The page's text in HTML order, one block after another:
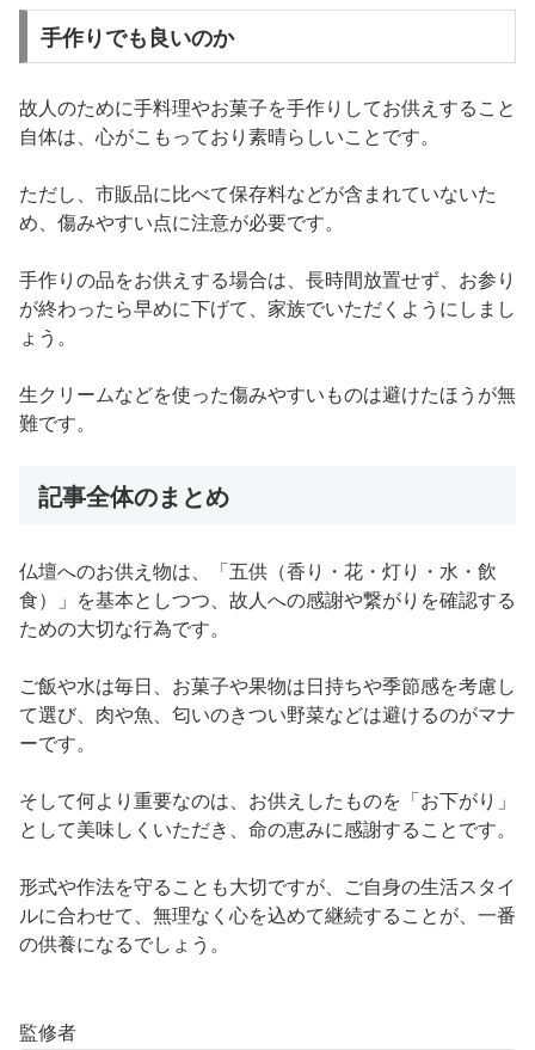
手作りでも良いのか
故人のために手料理やお菓子を手作りしてお供えすること
自体は、心がこもっており素晴らしいことです。
ただし、市販品に比べて保存料などが含まれていないた
め、傷みやすい点に注意が必要です。
手作りの品をお供えする場合は、長時間放置せず、お参り
が終わったら早めに下げて、家族でいただくようにしまし
ょう。
生クリームなどを使った傷みやすいものは避けたほうが無
難です。
記事全体のまとめ
仏壇へのお供え物は、「五供（香り・花・灯り・水・飲
食）」を基本としつつ、故人への感謝や繋がりを確認する
ための大切な行為です。
ご飯や水は毎日、お菓子や果物は日持ちや季節感を考慮し
て選び、肉や魚、匂いのきつい野菜などは避けるのがマナ
ーです。
そして何より重要なのは、お供えしたものを「お下がり」
として美味しくいただき、命の恵みに感謝することです。
形式や作法を守ることも大切ですが、ご自身の生活スタイ
ルに合わせて、無理なく心を込めて継続することが、一番
の供養になるでしょう。
監修者